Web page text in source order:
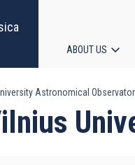
ABOUT US
Astronomical